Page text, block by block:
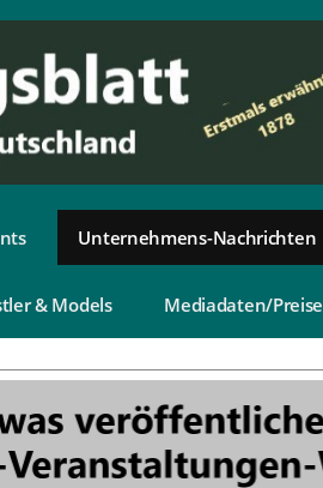
Unternehmens-Nachrichten
& Models Mediadaten/Preise